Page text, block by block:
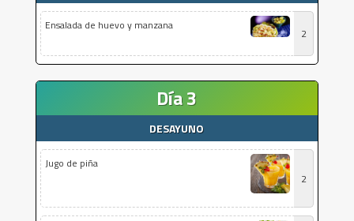
Ensalada de huevo y manzana
2
Día 3
DESAYUNO
Jugo de piña
2